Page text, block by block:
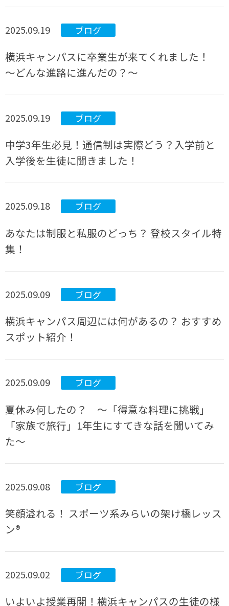
2025.09.19 ブログ
横浜キャンパスに卒業生が来てくれました！
～どんな進路に進んだの？～
2025.09.19 ブログ
中学3年生必見！通信制は実際どう？入学前と
入学後を生徒に聞きました！
2025.09.18 ブログ
あなたは制服と私服のどっち？ 登校スタイル特
集！
2025.09.09 ブログ
横浜キャンパス周辺には何があるの？ おすすめ
スポット紹介！
2025.09.09 ブログ
夏休み何したの？ ～「得意な料理に挑戦」
「家族で旅行」1年生にすてきな話を聞いてみ
た～
2025.09.08 ブログ
笑顔溢れる！ スポーツ系みらいの架け橋レッス
ン®
2025.09.02 ブログ
いよいよ授業再開！横浜キャンパスの生徒の様